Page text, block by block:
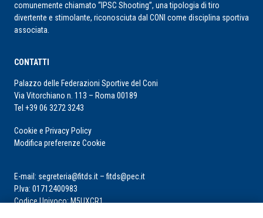
comunemente chiamato “IPSC Shooting”, una tipologia di tiro
divertente e stimolante, riconosciuta dal CONI come disciplina sportiva
associata.
CONTATTI
Palazzo delle Federazioni Sportive del Coni
Via Vitorchiano n. 113 – Roma 00189
Tel +39 06 3272 3243
Cookie e Privacy Policy
Modifica preferenze Cookie
E-mail: segreteria@fitds.it – fitds@pec.it
P.Iva: 01712400983
Codice Univoco: M5UXCR1